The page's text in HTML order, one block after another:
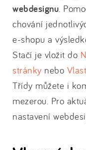
webdesignu .
chování
e-shopu a
Stačí je vložit do
stránky nebo
Třídy můžete i
mezerou. Pro
nastavení